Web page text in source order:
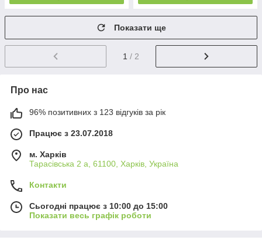
Показати ще
1 / 2
Про нас
96% позитивних з 123 відгуків за рік
Працює з 23.07.2018
м. Харків
Тарасівська 2 а, 61100, Харків, Україна
Контакти
Сьогодні працює з 10:00 до 15:00
Показати весь графік роботи